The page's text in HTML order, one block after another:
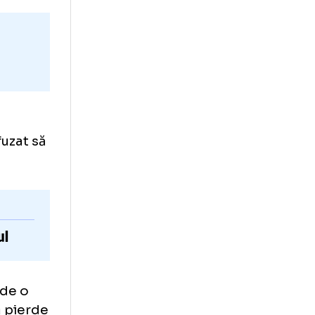
au refuzat să